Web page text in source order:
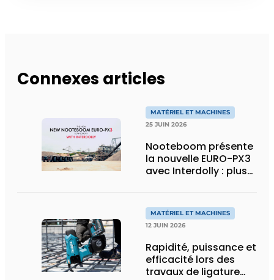
Connexes articles
MATÉRIEL ET MACHINES
25 JUIN 2026
Nooteboom présente
la nouvelle EURO-PX3
avec Interdolly : plus
transport spécial
MATÉRIEL ET MACHINES
12 JUIN 2026
Rapidité, puissance et
efficacité lors des
travaux de ligature